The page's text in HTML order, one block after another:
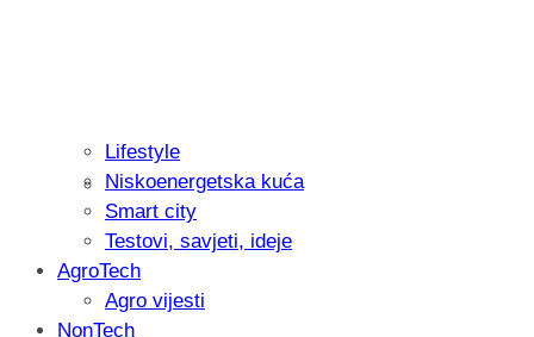
Recenzija: Philips All-in-One Trimmer
muškarcu
Lifestyle
Niskoenergetska kuća
Smart city
Testovi, savjeti, ideje
AgroTech
Agro vijesti
NonTech